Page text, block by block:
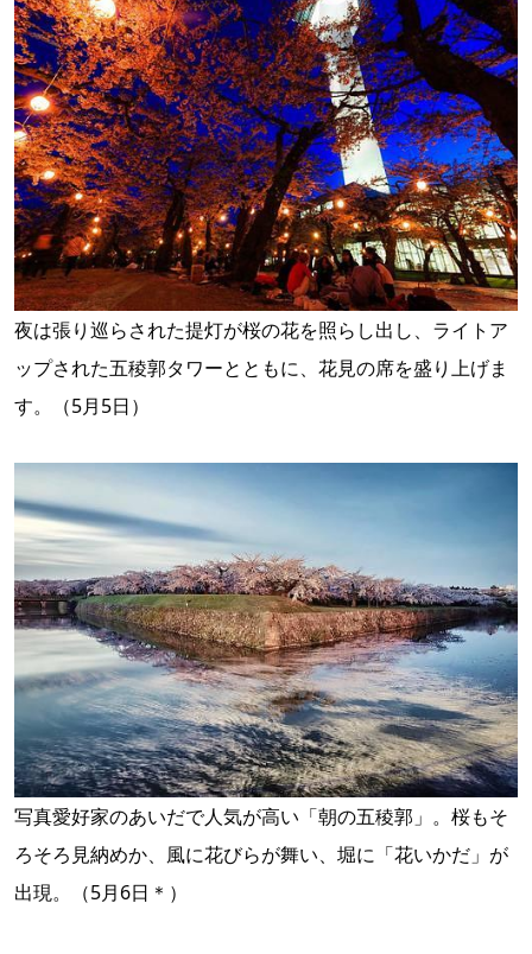
夜は張り巡らされた提灯が桜の花を照らし出し、ライトア
ップされた五稜郭タワーとともに、花見の席を盛り上げま
す。（5月5日）
写真愛好家のあいだで人気が高い「朝の五稜郭」。桜もそ
ろそろ見納めか、風に花びらが舞い、堀に「花いかだ」が
出現。（5月6日＊）